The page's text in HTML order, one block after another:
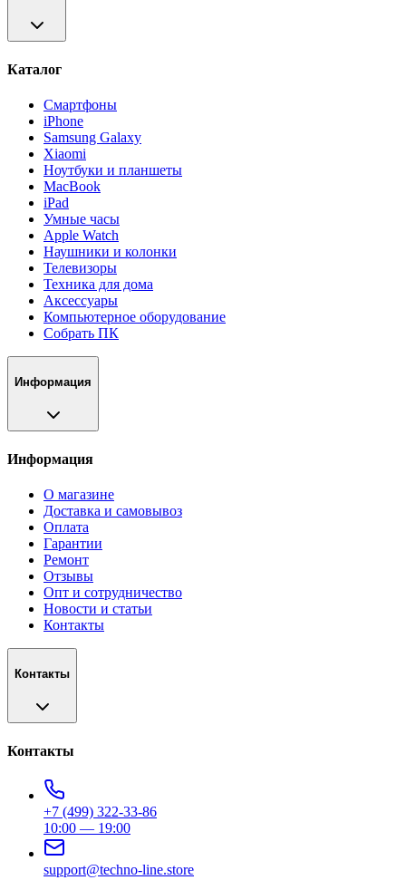
Каталог
Смартфоны
iPhone
Samsung Galaxy
Xiaomi
Ноутбуки и планшеты
MacBook
iPad
Умные часы
Apple Watch
Наушники и колонки
Телевизоры
Техника для дома
Аксессуары
Компьютерное оборудование
Собрать ПК
Информация
Информация
О магазине
Доставка и самовывоз
Оплата
Гарантии
Ремонт
Отзывы
Опт и сотрудничество
Новости и статьи
Контакты
Контакты
Контакты
+7 (499) 322-33-86
10:00 — 19:00
support@techno-line.store